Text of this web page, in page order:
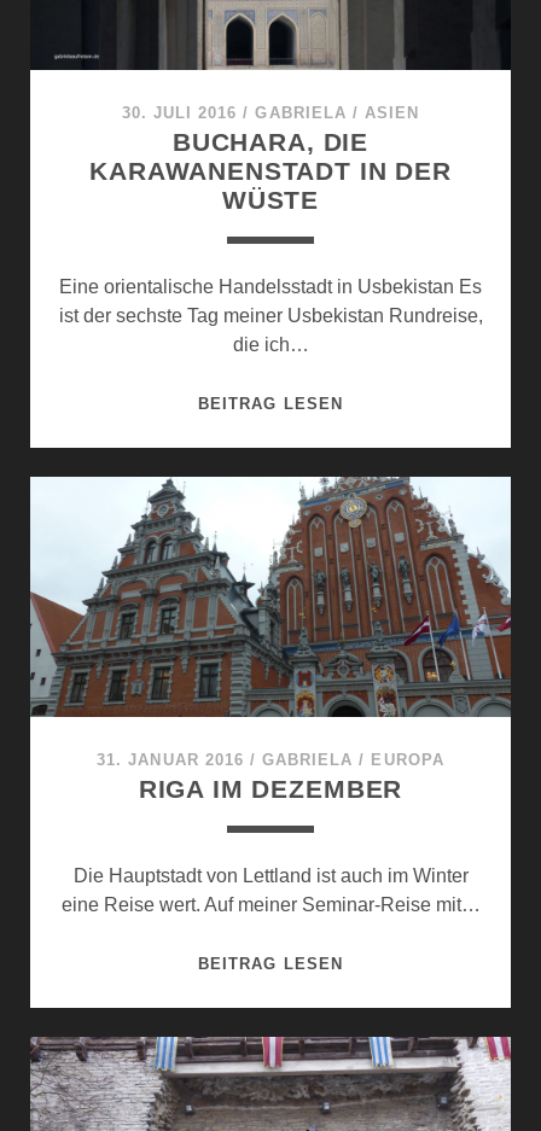
30. JULI 2016 /GABRIELA / ASIEN
BUCHARA, DIE
KARAWANENSTADT IN DER
WÜSTE
Eine orientalische Handelsstadt in Usbekistan Es
ist der sechste Tag meiner Usbekistan Rundreise,
die ich…
BEITRAG LESENBUCHARA,
IN
DER
WÜSTE
31. JANUAR 2016 /GABRIELA / EUROPA
RIGA IM DEZEMBER
Die Hauptstadt von Lettland ist auch im Winter
eine Reise wert. Auf meiner Seminar-Reise mit…
BEITRAG LESENRIGA